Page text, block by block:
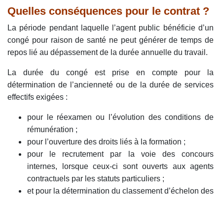
Quelles conséquences pour le contrat ?
La période pendant laquelle l’agent public bénéficie d’un
congé pour raison de santé ne peut générer de temps de
repos lié au dépassement de la durée annuelle du travail.
La durée du congé est prise en compte pour la
détermination de l’ancienneté ou de la durée de services
effectifs exigées :
pour le réexamen ou l’évolution des conditions de
rémunération ;
pour l’ouverture des droits liés à la formation ;
pour le recrutement par la voie des concours
internes, lorsque ceux-ci sont ouverts aux agents
contractuels par les statuts particuliers ;
et pour la détermination du classement d’échelon des